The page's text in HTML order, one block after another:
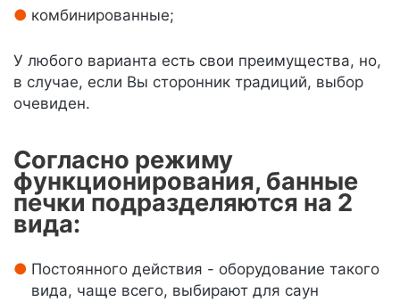
комбинированные;
У любого варианта есть свои преимущества, но,
в случае, если Вы сторонник традиций, выбор
очевиден.
Согласно режиму
функционирования, банные
печки подразделяются на 2
вида:
Постоянного действия - оборудование такого
вида, чаще всего, выбирают для саун